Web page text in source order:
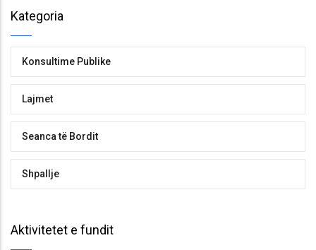
Kategoria
Konsultime Publike
Lajmet
Seanca të Bordit
Shpallje
Aktivitetet e fundit